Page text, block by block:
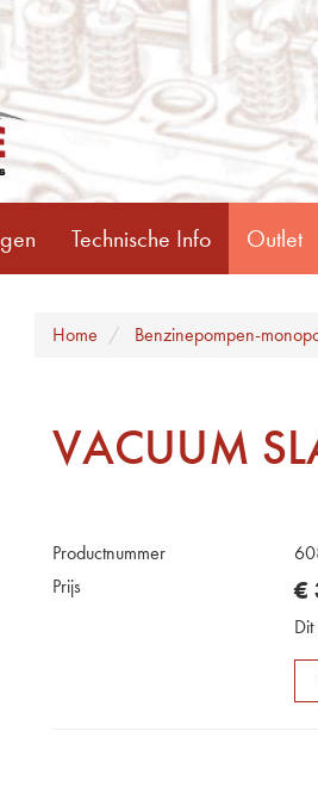
Technische Info Outlet
Home Benzinepompen-
VACUUM
Productnummer
Prijs
€